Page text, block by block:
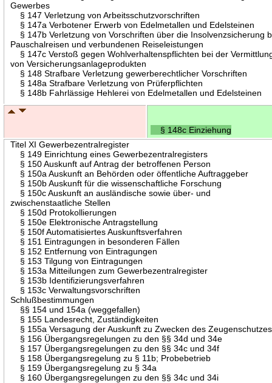
Gewerbes
§ 147 Verletzung von Arbeitsschutzvorschriften
§ 147a Verbotener Erwerb von Edelmetallen und Edelsteinen
§ 147b Verletzung von Vorschriften über die Insolvenzsicherung
Pauschalreisen und verbundenen Reiseleistungen
§ 147c Verstoß gegen Wohlverhaltenspflichten bei der
von Versicherungsanlageprodukten
§ 148 Strafbare Verletzung gewerberechtlicher Vorschriften
§ 148a Strafbare Verletzung von Prüferpflichten
§ 148b Fahrlässige Hehlerei von Edelmetallen und Edelsteinen
§ 148c Einziehung
Titel XI Gewerbezentralregister
§ 149 Einrichtung eines Gewerbezentralregisters
§ 150 Auskunft auf Antrag der betroffenen Person
§ 150a Auskunft an Behörden oder öffentliche Auftraggeber
§ 150b Auskunft für die wissenschaftliche Forschung
§ 150c Auskunft an ausländische sowie über- und
zwischenstaatliche Stellen
§ 150d Protokollierungen
§ 150e Elektronische Antragstellung
§ 150f Automatisiertes Auskunftsverfahren
§ 151 Eintragungen in besonderen Fällen
§ 152 Entfernung von Eintragungen
§ 153 Tilgung von Eintragungen
§ 153a Mitteilungen zum Gewerbezentralregister
§ 153b Identifizierungsverfahren
§ 153c Verwaltungsvorschriften
Schlußbestimmungen
§§ 154 und 154a (weggefallen)
§ 155 Landesrecht, Zuständigkeiten
§ 155a Versagung der Auskunft zu Zwecken des Zeugenschutzes
§ 156 Übergangsregelungen zu den §§ 34d und 34e
§ 157 Übergangsregelungen zu den §§ 34c und 34f
§ 158 Übergangsregelung zu § 11b; Probebetrieb
§ 159 Übergangsregelung zu § 34a
§ 160 Übergangsregelungen zu den §§ 34c und 34i